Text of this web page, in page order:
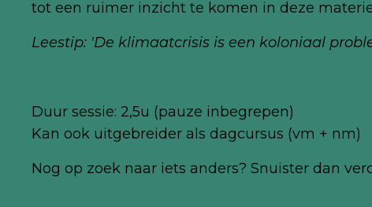
tot een ruimer inzicht te komen in deze
Leestip: 'De klimaatcrisis is een koloniaal
Duur sessie: 2,5u (pauze inbegrepen)
Kan ook uitgebreider als dagcursus (vm + nm)
Nog op zoek naar iets anders? Snuister dan